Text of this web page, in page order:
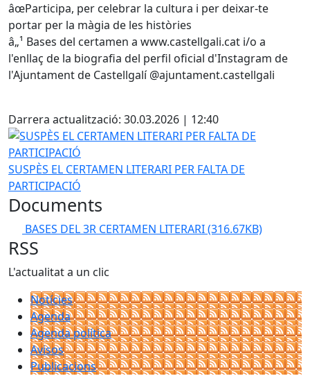
âœParticipa, per celebrar la cultura i per deixar-te
portar per la màgia de les històries
â„¹ Bases del certamen a www.castellgali.cat i/o a
l'enllaç de la biografia del perfil oficial d'Instagram de
l'Ajuntament de Castellgalí @ajuntament.castellgali
Darrera actualització: 30.03.2026 | 12:40
SUSPÈS EL CERTAMEN LITERARI PER FALTA DE
SUSPÈS EL CERTAMEN LITERARI PER FALTA DE
PARTICIPACIÓ
Documents
BASES DEL 3R CERTAMEN LITERARI(316.67KB)
RSS
L'actualitat a un clic
Notícies
Agenda
Agenda política
Avisos
Publicacions